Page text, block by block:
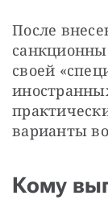
После
своей
варианты
Кому